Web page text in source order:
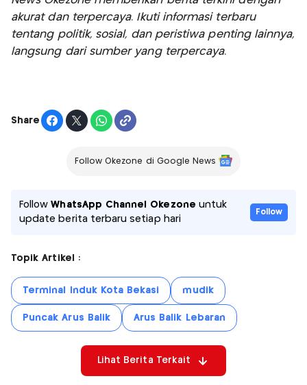
akurat dan terpercaya. Ikuti informasi terbaru
tentang politik, sosial, dan peristiwa penting lainnya,
langsung dari sumber yang terpercaya.
Share
Follow Okezone di Google News
FollowWhatsApp Channel Okezone untuk
update berita terbaru setiap hari
Follow
Topik Artikel :
Terminal Induk Kota Bekasi mudik
Puncak Arus Balik Arus Balik Lebaran
Lihat Berita Terkait